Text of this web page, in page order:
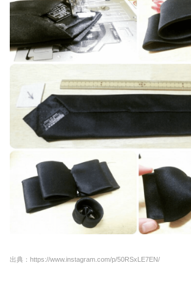
出典：https://www.instagram.com/p/50RSxLE7EN/